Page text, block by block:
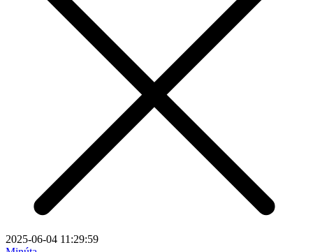
2025-06-04 11:29:59